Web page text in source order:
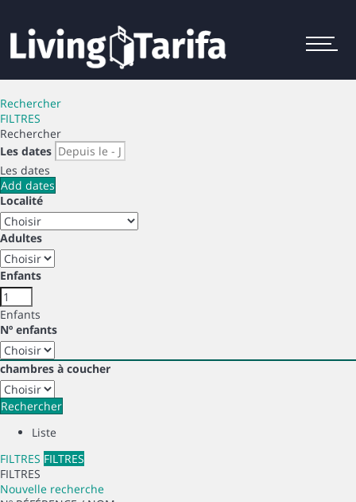
Menu
Rechercher
FILTRES
Rechercher
Les dates
Les dates
Add dates
Localité
Adultes
Enfants
Enfants
Nº enfants
chambres à coucher
Rechercher
Liste
FILTRES FILTRES
FILTRES
Nouvelle recherche